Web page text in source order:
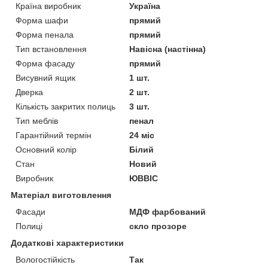
Країна виробник
Україна
Форма шафи
прямий
Форма пенала
прямий
Тип встановлення
Навісна (настінна)
Форма фасаду
прямий
Висувний ящик
1 шт.
Дверка
2 шт.
Кількість закритих полиць
3 шт.
Тип меблів
пенал
Гарантійний термін
24 міс
Основний колір
Білий
Стан
Новий
Виробник
ЮВВІС
Матеріал виготовлення
Фасади
МДФ фарбований
Полиці
скло прозоре
Додаткові характеристики
Вологостійкість
Так